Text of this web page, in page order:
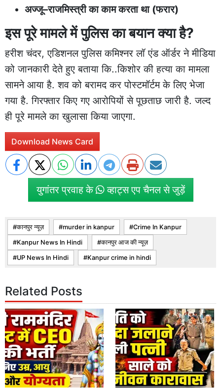
अज्जू–राजमिस्त्री का काम करता था (फरार)
इस पूरे मामले में पुलिस का बयान क्या है?
हरीश चंदर, एडिशनल पुलिस कमिश्नर लॉ एंड ऑर्डर ने मीडिया
को जानकारी देते हुए बताया कि..किशोर की हत्या का मामला
सामने आया है. शव को बरामद कर पोस्टमॉर्टम के लिए भेजा
गया है. गिरफ्तार किए गए आरोपियों से पूछताछ जारी है. जल्द
ही पूरे मामले का खुलासा किया जाएगा.
Download News Card
युगांतर प्रवाह के व्हाट्स एप चैनल से जुड़ें
कानपुर न्यूज़ murder in kanpur Crime In Kanpur
Kanpur News In Hindi कानपुर आज की न्यूज़
UP News In Hindi Kanpur crime in hindi
Related Posts